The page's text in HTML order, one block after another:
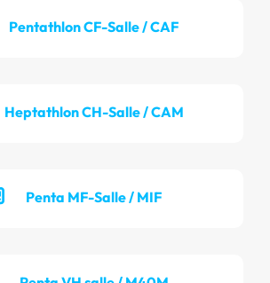
Pentathlon CF-Salle / CAF
Heptathlon CH-Salle / CAM
Penta MF-Salle / MIF